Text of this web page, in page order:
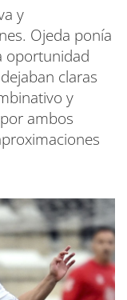
y
Ojeda ponía
oportunidad
claras
y
ambos